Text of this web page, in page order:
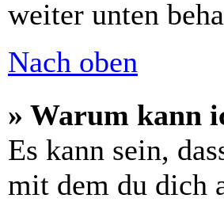
weiter unten
Nach oben
» Warum kann
Es kann sein,
mit dem du dich